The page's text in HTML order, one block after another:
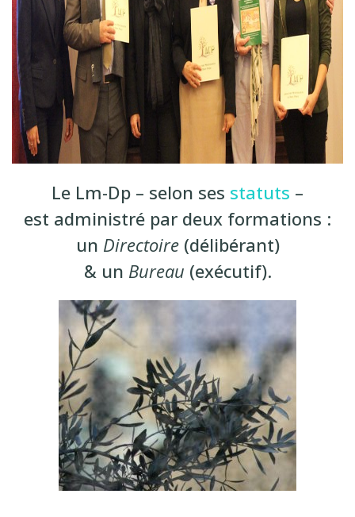
Le Lm-Dp – selon ses statuts –
est administré par deux formations :
un Directoire(délibérant)
& un Bureau (exécutif).